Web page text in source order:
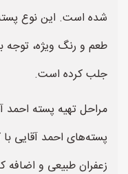
شده است. این نوع
طعم و رنگ ویژه، توجه
جلب کرده است.
مراحل تهیه پسته احمد
پسته‌های احمد آقایی
زعفران طبیعی و